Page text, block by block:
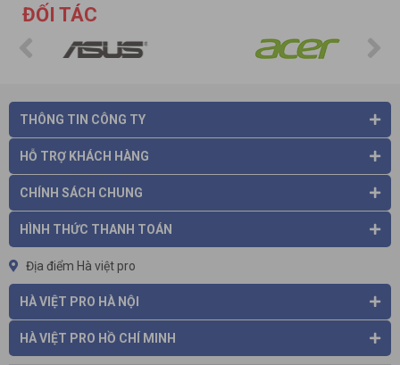
Hoàng Mai , TP Hà Nội.
Cơ sở HN: số 26 , ngõ 181 Trường Chinh, P. Khương Mai, Q. Thanh
Xuân, Hà Nội.
Cơ sở HCM: số 61/7 Bình Giã, phường 13, quận Tân Bình, Thành
Điện thoại: 028 38 130 866 Fax: 024.322 168 55 Hotline: 0975
86 85 99
Email: info@havietpro.vn
ĐỐI TÁC
THÔNG TIN CÔNG TY
HỖ TRỢ KHÁCH HÀNG
CHÍNH SÁCH CHUNG
HÌNH THỨC THANH TOÁN
Địa điểm Hà việt pro
HÀ VIỆT PRO HÀ NỘI
HÀ VIỆT PRO HỒ CHÍ MINH